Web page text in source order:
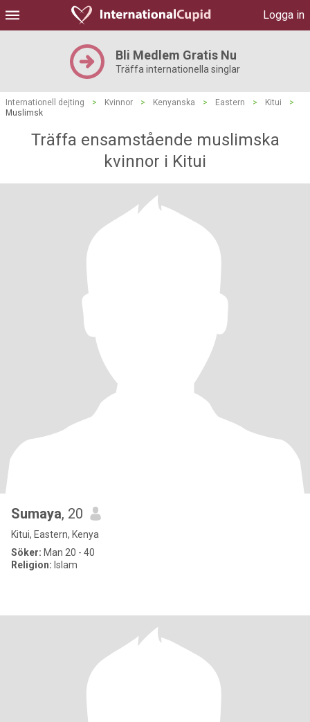
Logga in
Bli Medlem Gratis Nu
Träffa internationella singlar
Internationell dejting > Kvinnor > Kenyanska > Eastern > Kitui
>
Muslimsk
Träffa ensamstående muslimska
kvinnor i Kitui
Sumaya, 20
Kitui, Eastern, Kenya
Söker: Man 20 - 40
Religion: Islam